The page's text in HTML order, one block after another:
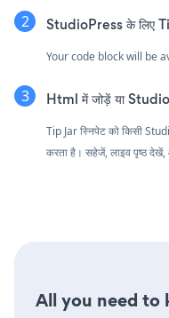
StudioPress के लिए
Your code block will be
Html में जोड़ें या
Tip Jar स्निपेट को किसी
करता है। सहेजें, लाइव पृष्ठ
All you need to